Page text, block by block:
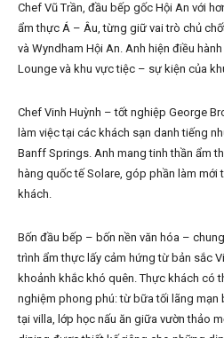
Chef Vũ Trần, đầu bếp gốc Hội An với
ẩm thực Á – Âu, từng giữ vai trò chủ
và Wyndham Hội An. Anh hiện điều
Lounge và khu vực tiệc – sự kiện của
Chef Vinh Huỳnh – tốt nghiệp George
làm việc tại các khách sạn danh tiếng
Banff Springs. Anh mang tinh thần ẩm
hàng quốc tế Solare, góp phần làm mới
khách.
Bốn đầu bếp – bốn nền văn hóa –
trình ẩm thực lấy cảm hứng từ bản sắc
khoảnh khắc khó quên. Thực khách có
nghiệm phong phú: từ bữa tối lãng mạn
tại villa, lớp học nấu ăn giữa vườn thảo